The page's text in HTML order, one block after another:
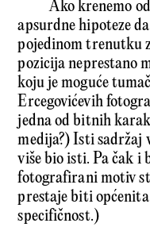
Ako krenemo
apsurdne hipoteze
pojedinom trenutku
pozicija neprestano
koju je moguće
Ercegovićevih
jedna od bitnih
medija?) Isti sadržaj
više bio isti. Pa čak i
fotografirani motiv
prestaje biti
specifičnost.)